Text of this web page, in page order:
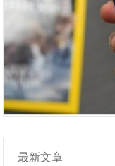
最新文章